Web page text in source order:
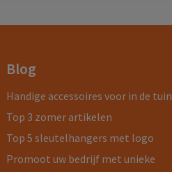
Blog
Handige accessoires voor in de tuin
Top 3 zomer artikelen
Top 5 sleutelhangers met logo
Promoot uw bedrijf met unieke